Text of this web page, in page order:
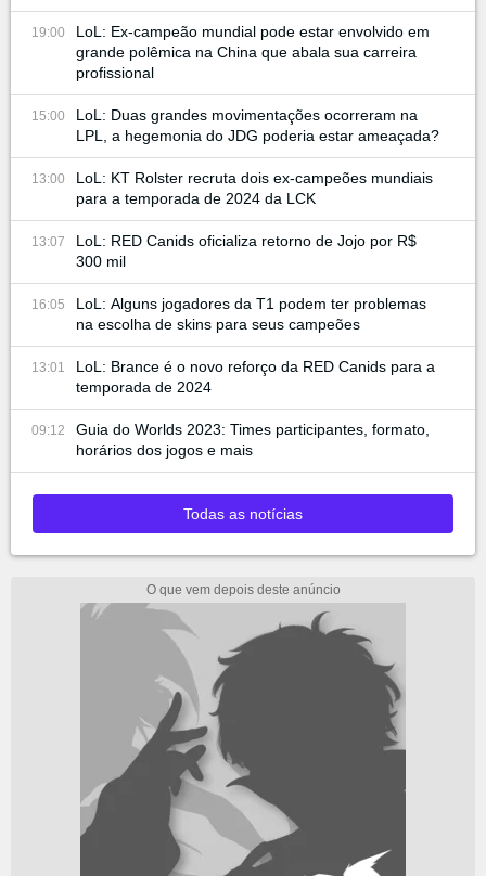
19:00
LoL: Ex-campeão mundial pode estar envolvido em
grande polêmica na China que abala sua carreira
profissional
15:00
LoL: Duas grandes movimentações ocorreram na
LPL, a hegemonia do JDG poderia estar ameaçada?
13:00
LoL: KT Rolster recruta dois ex-campeões mundiais
para a temporada de 2024 da LCK
13:07
LoL: RED Canids oficializa retorno de Jojo por R$
300 mil
16:05
LoL: Alguns jogadores da T1 podem ter problemas
na escolha de skins para seus campeões
13:01
LoL: Brance é o novo reforço da RED Canids para a
temporada de 2024
09:12
Guia do Worlds 2023: Times participantes, formato,
horários dos jogos e mais
Todas as notícias